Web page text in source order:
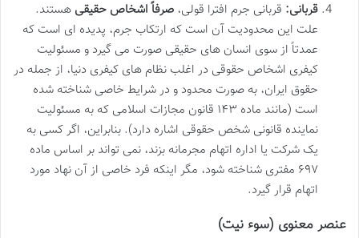
قربانی: قربانی جرم افترا قولی، صرفاً اشخاص حقیقی هستند.
علت این محدودیت آن است که ارتکاب جرم، پدیده ای است که
عمدتاً از سوی انسان های حقیقی صورت می گیرد و مسئولیت
کیفری اشخاص حقوقی در اغلب نظام های کیفری دنیا، از جمله در
حقوق ایران، به صورت محدود و در شرایط خاصی شناخته شده
است (مانند ماده ۱۴۳ قانون مجازات اسلامی که به مسئولیت
نماینده قانونی شخص حقوقی اشاره دارد). بنابراین، اگر کسی به
یک شرکت یا اداره اتهام مجرمانه بزند، نمی تواند بر اساس ماده
۶۹۷ مفتری شناخته شود، مگر اینکه فرد خاصی از آن نهاد مورد
اتهام قرار گیرد.
عنصر معنوی (سوء نیت)